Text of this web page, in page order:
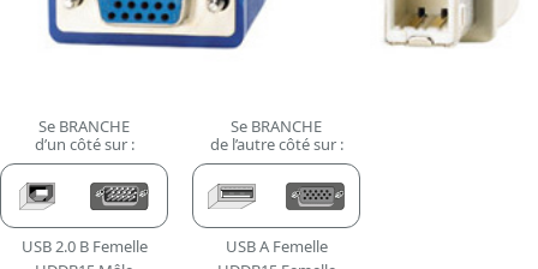
Se BRANCHE
d’un côté sur :
USB 2.0 B Femelle
Se BRANCHE
de l’autre côté sur :
USB A Femelle